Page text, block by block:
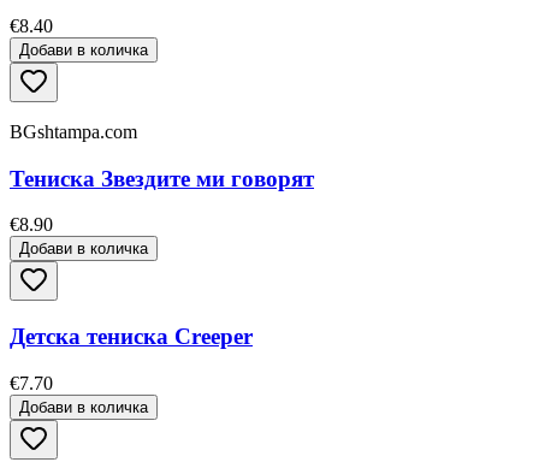
€8.40
Добави в количка
BGshtampa.com
Тениска Звездите ми говорят
€8.90
Добави в количка
Детска тениска Creeper
€7.70
Добави в количка